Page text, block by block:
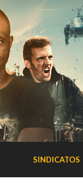
SINDICATOS